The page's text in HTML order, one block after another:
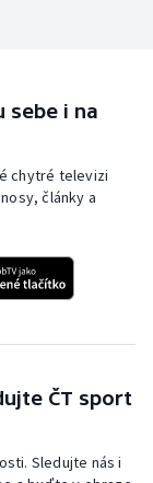
sebe i na
chytré televizi
články a
ČT sport
Sledujte nás i